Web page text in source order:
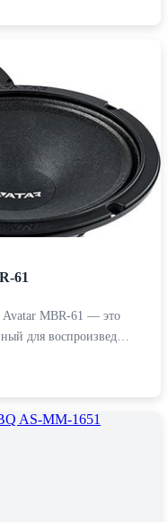
61
Avatar MBR-61 — это
для воспроизвед…